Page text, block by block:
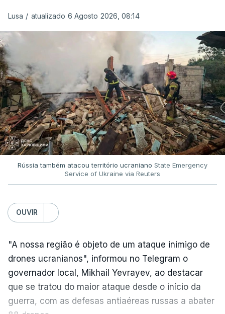
Lusa / atualizado 6 Agosto 2026, 08:14
Rússia também atacou território ucraniano State Emergency
Service of Ukraine via Reuters
OUVIR
"A nossa região é objeto de um ataque inimigo de
drones ucranianos", informou no Telegram o
governador local, Mikhail Yevrayev, ao destacar
que se tratou do maior ataque desde o início da
guerra, com as defesas antiaéreas russas a abater